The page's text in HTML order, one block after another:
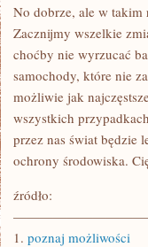
No dobrze, ale w takim
Zacznijmy wszelkie
choćby nie wyrzucać
samochody, które nie
możliwie jak
wszystkich
przez nas świat będzie
ochrony środowiska.
źródło:
1. poznaj możliwości